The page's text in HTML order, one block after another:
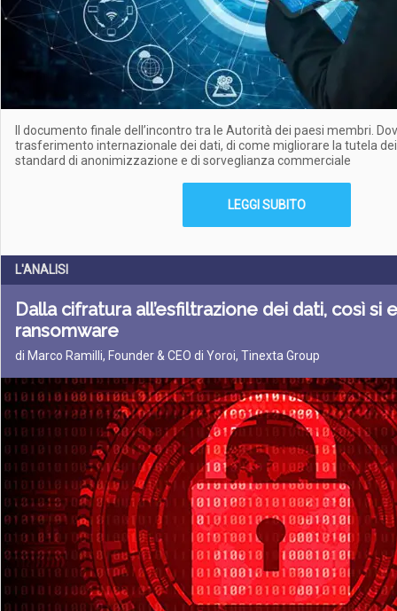
Il documento finale dell’incontro tra le Autorità dei paesi membri.
trasferimento internazionale dei dati, di come migliorare la tutela
standard di anonimizzazione e di sorveglianza commerciale
LEGGI SUBITO
L'ANALISI
Dalla cifratura all’esfiltrazione dei dati, così si
ransomware
di Marco Ramilli, Founder & CEO di Yoroi, Tinexta Group